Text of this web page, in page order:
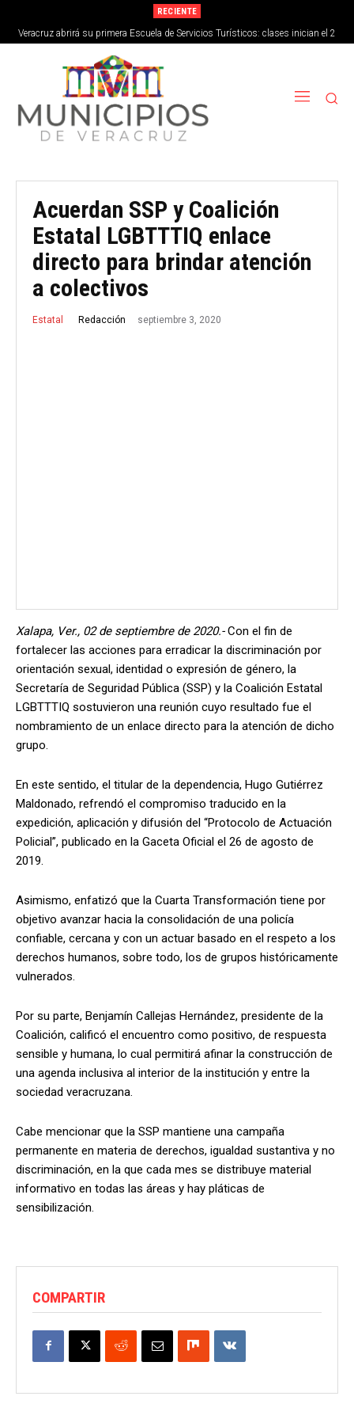
RECIENTE
Veracruz abrirá su primera Escuela de Servicios Turísticos: clases inician el 2
de septiembre
Acuerdan SSP y Coalición
Estatal LGBTTTIQ enlace
directo para brindar atención
a colectivos
Estatal Redacción septiembre 3, 2020
Xalapa, Ver., 02 de septiembre de 2020.-Con el fin de
fortalecer las acciones para erradicar la discriminación por
orientación sexual, identidad o expresión de género, la
Secretaría de Seguridad Pública (SSP) y la Coalición Estatal
LGBTTTIQ sostuvieron una reunión cuyo resultado fue el
nombramiento de un enlace directo para la atención de dicho
grupo.
En este sentido, el titular de la dependencia, Hugo Gutiérrez
Maldonado, refrendó el compromiso traducido en la
expedición, aplicación y difusión del “Protocolo de Actuación
Policial”, publicado en la Gaceta Oficial el 26 de agosto de
2019.
Asimismo, enfatizó que la Cuarta Transformación tiene por
objetivo avanzar hacia la consolidación de una policía
confiable, cercana y con un actuar basado en el respeto a los
derechos humanos, sobre todo, los de grupos históricamente
vulnerados.
Por su parte, Benjamín Callejas Hernández, presidente de la
Coalición, calificó el encuentro como positivo, de respuesta
sensible y humana, lo cual permitirá afinar la construcción de
una agenda inclusiva al interior de la institución y entre la
sociedad veracruzana.
Cabe mencionar que la SSP mantiene una campaña
permanente en materia de derechos, igualdad sustantiva y no
discriminación, en la que cada mes se distribuye material
informativo en todas las áreas y hay pláticas de
sensibilización.
COMPARTIR